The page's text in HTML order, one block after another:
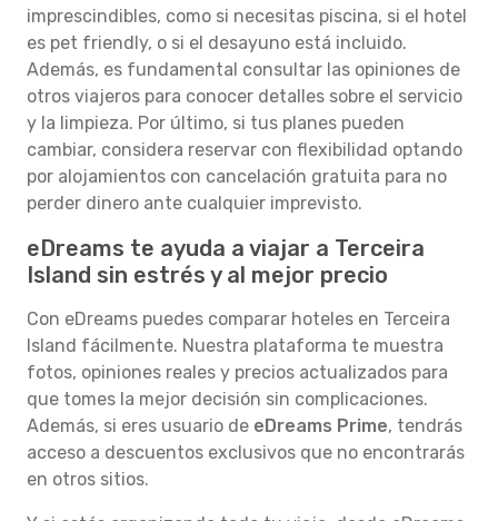
imprescindibles, como si necesitas piscina, si el hotel
es pet friendly, o si el desayuno está incluido.
Además, es fundamental consultar las opiniones de
otros viajeros para conocer detalles sobre el servicio
y la limpieza. Por último, si tus planes pueden
cambiar, considera reservar con flexibilidad optando
por alojamientos con cancelación gratuita para no
perder dinero ante cualquier imprevisto.
eDreams te ayuda a viajar a Terceira
Island sin estrés y al mejor precio
Con eDreams puedes comparar hoteles en Terceira
Island fácilmente. Nuestra plataforma te muestra
fotos, opiniones reales y precios actualizados para
que tomes la mejor decisión sin complicaciones.
Además, si eres usuario de eDreams Prime, tendrás
acceso a descuentos exclusivos que no encontrarás
en otros sitios.